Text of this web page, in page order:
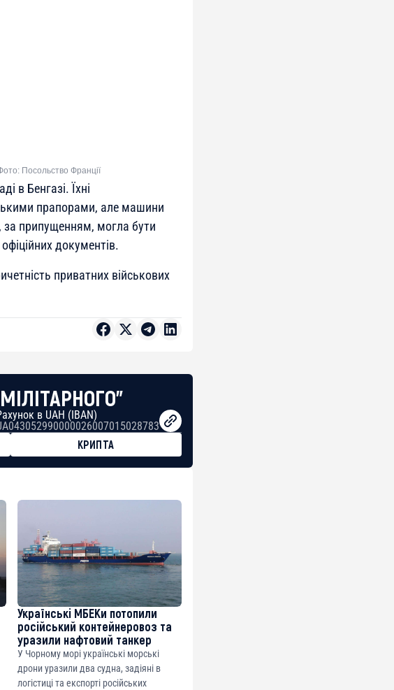
Посольство Франції
в Бенгазі. Їхні
прапорами, але машини
за припущенням, могла бути
документів.
приватних військових
в UAH (IBAN)
КРИПТА
Українські МБЕКи потопили
російський контейнеровоз та
уразили нафтовий танкер
У Чорному морі українські морські
дрони уразили два судна, задіяні в
логістиці та експорті російських